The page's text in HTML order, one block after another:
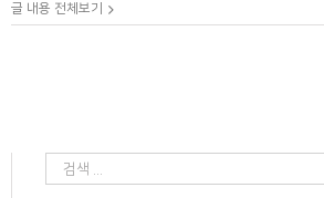
글 내용 전체보기